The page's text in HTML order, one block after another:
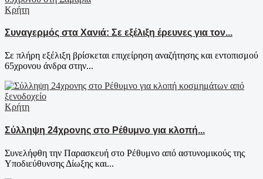
Κρήτη
Συναγερμός στα Χανιά: Σε εξέλιξη έρευνες για τον...
Σε πλήρη εξέλιξη βρίσκεται επιχείρηση αναζήτησης και εντοπισμού
65χρονου άνδρα στην...
Κρήτη
Σύλληψη 24χρονης στο Ρέθυμνο για κλοπή...
Συνελήφθη την Παρασκευή στο Ρέθυμνο από αστυνομικούς της
Υποδιεύθυνσης Δίωξης και...